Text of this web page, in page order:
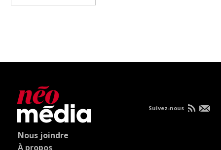
Nous joindre
À propos
Suivez-nous